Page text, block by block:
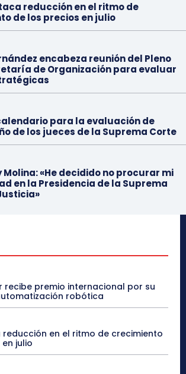
reducción en el ritmo de
de los precios en julio
encabeza reunión del Pleno
de Organización para evaluar
para la evaluación de
de los jueces de la Suprema Corte
Molina: «He decidido no procurar mi
en la Presidencia de la Suprema
recibe premio internacional por su
robótica
reducción en el ritmo de crecimiento
julio